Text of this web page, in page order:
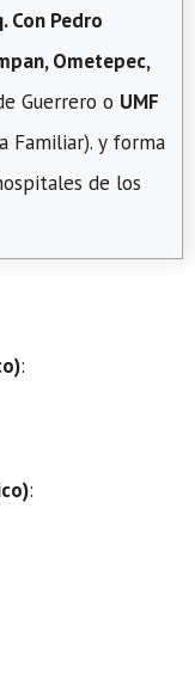
Con Pedro
Ometepec,
Guerrero o UMF
Familiar). y forma
de los
:
: